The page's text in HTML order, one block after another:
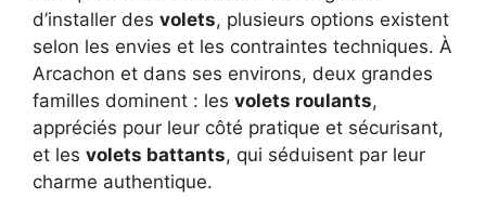
d’installer des volets, plusieurs options existent
selon les envies et les contraintes techniques. À
Arcachon et dans ses environs, deux grandes
familles dominent : les volets roulants,
appréciés pour leur côté pratique et sécurisant,
et les volets battants, qui séduisent par leur
charme authentique.